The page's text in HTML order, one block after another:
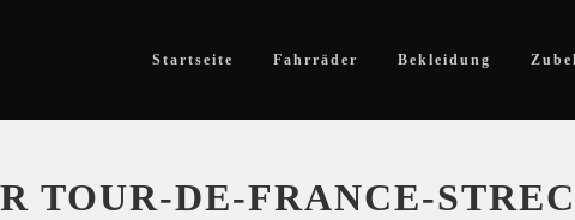
Startseite Fahrräder Bekleidung
TOUR-DE-FRANCE-